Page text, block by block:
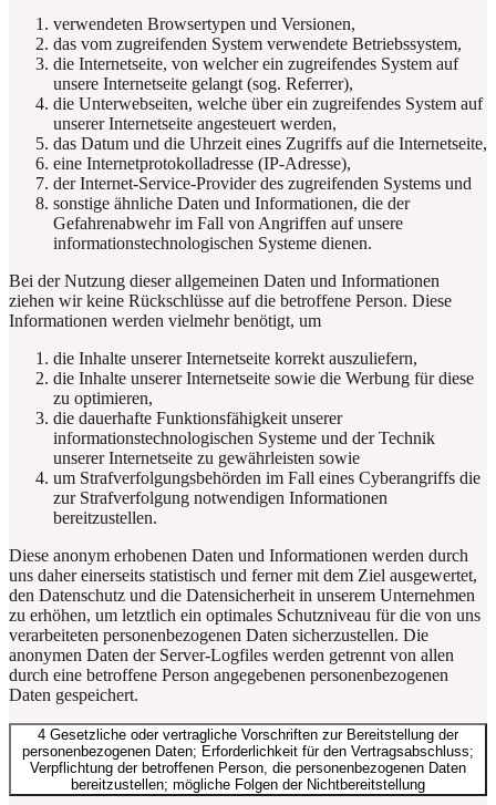
verwendeten Browsertypen und Versionen,
das vom zugreifenden System verwendete Betriebssystem,
die Internetseite, von welcher ein zugreifendes System auf
unsere Internetseite gelangt (sog. Referrer),
die Unterwebseiten, welche über ein zugreifendes System auf
unserer Internetseite angesteuert werden,
das Datum und die Uhrzeit eines Zugriffs auf die Internetseite,
eine Internetprotokolladresse (IP-Adresse),
der Internet-Service-Provider des zugreifenden Systems und
sonstige ähnliche Daten und Informationen, die der
Gefahrenabwehr im Fall von Angriffen auf unsere
informationstechnologischen Systeme dienen.
Bei der Nutzung dieser allgemeinen Daten und Informationen
ziehen wir keine Rückschlüsse auf die betroffene Person. Diese
Informationen werden vielmehr benötigt, um
die Inhalte unserer Internetseite korrekt auszuliefern,
die Inhalte unserer Internetseite sowie die Werbung für diese
zu optimieren,
die dauerhafte Funktionsfähigkeit unserer
informationstechnologischen Systeme und der Technik
unserer Internetseite zu gewährleisten sowie
um Strafverfolgungsbehörden im Fall eines Cyberangriffs die
zur Strafverfolgung notwendigen Informationen
bereitzustellen.
Diese anonym erhobenen Daten und Informationen werden durch
uns daher einerseits statistisch und ferner mit dem Ziel ausgewertet,
den Datenschutz und die Datensicherheit in unserem Unternehmen
zu erhöhen, um letztlich ein optimales Schutzniveau für die von uns
verarbeiteten personenbezogenen Daten sicherzustellen. Die
anonymen Daten der Server-Logfiles werden getrennt von allen
durch eine betroffene Person angegebenen personenbezogenen
Daten gespeichert.
4 Gesetzliche oder vertragliche Vorschriften zur Bereitstellung der
personenbezogenen Daten; Erforderlichkeit für den Vertragsabschluss;
Verpflichtung der betroffenen Person, die personenbezogenen Daten
bereitzustellen; mögliche Folgen der Nichtbereitstellung